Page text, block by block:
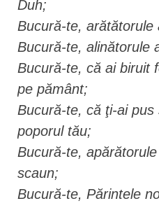
Duh;
Bucură-te, arătătorule
Bucură-te, alinătorule
Bucură-te, că ai biruit
pe pământ;
Bucură-te, că ţi-ai pus
poporul tău;
Bucură-te,
scaun;
Bucură-te, Părintele